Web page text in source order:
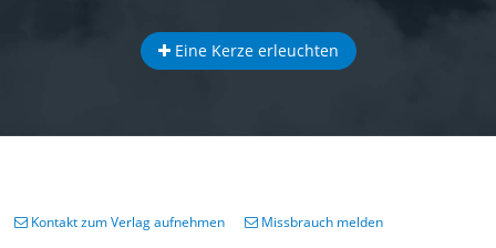
Eine Kerze erleuchten
Kontakt zum Verlag aufnehmen Missbrauch melden